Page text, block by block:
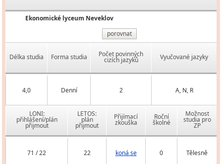
Ekonomické lyceum Neveklov
porovnat
Délka studia Forma studia Počet povinných
cizích jazyků Vyučované jazyky
4,0 Denní 2 A, N, R
LONI:
přihlášení/plán
přijmout
LETOS:
plán
přijmout
Přijímací
zkouška
Roční
školné
Možnost
studia pro
ZP
71 / 22 22 koná se 0 Tělesně